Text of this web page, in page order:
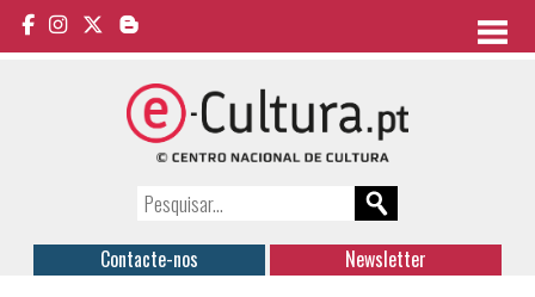
Contacte-nos Newsletter